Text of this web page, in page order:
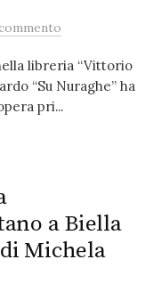
libreria “Vittorio
“Su Nuraghe” ha
pri...
a Biella
Michela